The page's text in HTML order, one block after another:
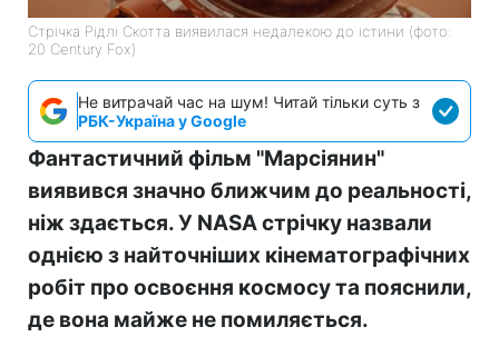
Стрічка Рідлі Скотта виявилася недалекою до істини (фото:
20 Century Fox)
Не витрачай час на шум! Читай тільки суть з
РБК-Україна у Google
Фантастичний фільм "Марсіянин"
виявився значно ближчим до реальності,
ніж здається. У NASA стрічку назвали
однією з найточніших кінематографічних
робіт про освоєння космосу та пояснили,
де вона майже не помиляється.